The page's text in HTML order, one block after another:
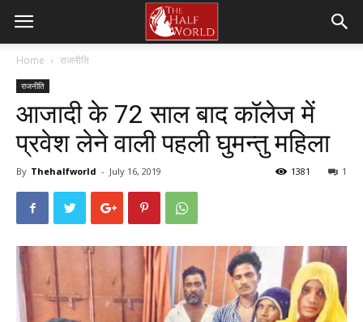
Home राजनीति
राजनीति
आजादी के 72 साल बाद कॉलेज में
प्रवेश लेने वाली पहली घुमन्तु महिला
By Thehalfworld - July 16, 2019 1
1381